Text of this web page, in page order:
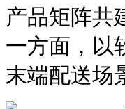
产品矩阵共
一方面，以
末端配送场